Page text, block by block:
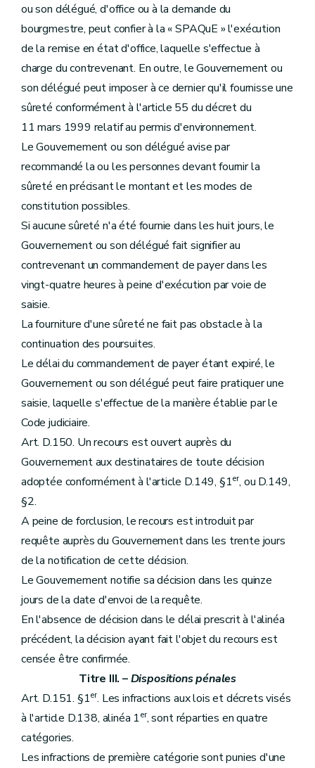
ou son délégué, d'office ou à la demande du
bourgmestre, peut confier à la « SPAQuE » l'exécution
de la remise en état d'office, laquelle s'effectue à
charge du contrevenant. En outre, le Gouvernement ou
son délégué peut imposer à ce dernier qu'il fournisse une
sûreté conformément à l'article 55 du décret du
11 mars 1999 relatif au permis d'environnement.
Le Gouvernement ou son délégué avise par
recommandé la ou les personnes devant fournir la
sûreté en précisant le montant et les modes de
constitution possibles.
Si aucune sûreté n'a été fournie dans les huit jours, le
Gouvernement ou son délégué fait signifier au
contrevenant un commandement de payer dans les
vingt-quatre heures à peine d'exécution par voie de
saisie.
La fourniture d'une sûreté ne fait pas obstacle à la
continuation des poursuites.
Le délai du commandement de payer étant expiré, le
Gouvernement ou son délégué peut faire pratiquer une
saisie, laquelle s'effectue de la manière établie par le
Code judiciaire.
Art. D.150. Un recours est ouvert auprès du
Gouvernement aux destinataires de toute décision
adoptée conformément à l'article D.149, §1er, ou D.149,
§2.
A peine de forclusion, le recours est introduit par
requête auprès du Gouvernement dans les trente jours
de la notification de cette décision.
Le Gouvernement notifie sa décision dans les quinze
jours de la date d'envoi de la requête.
En l'absence de décision dans le délai prescrit à l'alinéa
précédent, la décision ayant fait l'objet du recours est
censée être confirmée.
Titre III. –Dispositions pénales
Art. D.151. §1er. Les infractions aux lois et décrets visés
à l'article D.138, alinéa 1er, sont réparties en quatre
catégories.
Les infractions de première catégorie sont punies d'une